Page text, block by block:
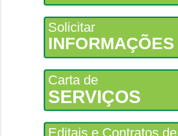
Solicitar
INFORMAÇÕES
Carta de
SERVIÇOS
Editais e Contratos de